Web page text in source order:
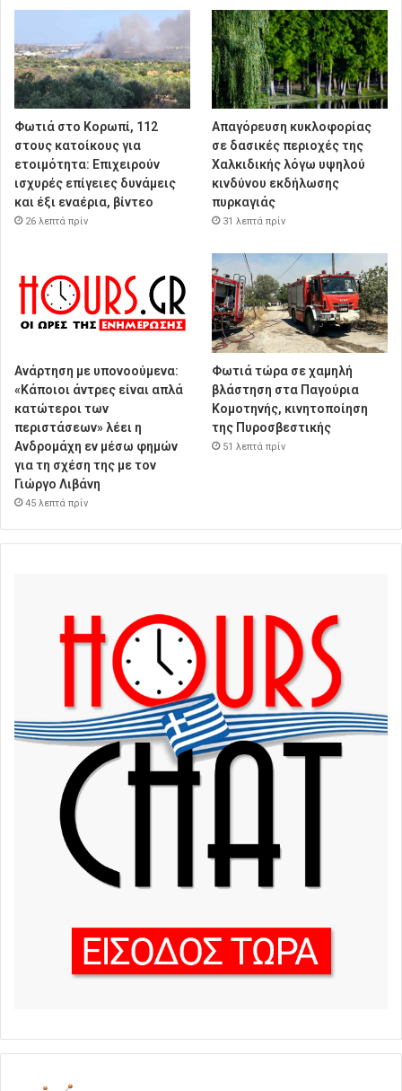
Φωτιά στο Κορωπί, 112
στους κατοίκους για
ετοιμότητα: Επιχειρούν
ισχυρές επίγειες δυνάμεις
και έξι εναέρια, βίντεο
26 λεπτά πρίν
Απαγόρευση κυκλοφορίας
σε δασικές περιοχές της
Χαλκιδικής λόγω υψηλού
κινδύνου εκδήλωσης
πυρκαγιάς
31 λεπτά πρίν
Ανάρτηση με υπονοούμενα:
«Κάποιοι άντρες είναι απλά
κατώτεροι των
περιστάσεων» λέει η
Ανδρομάχη εν μέσω φημών
για τη σχέση της με τον
Γιώργο Λιβάνη
45 λεπτά πρίν
Φωτιά τώρα σε χαμηλή
βλάστηση στα Παγούρια
Κομοτηνής, κινητοποίηση
της Πυροσβεστικής
51 λεπτά πρίν